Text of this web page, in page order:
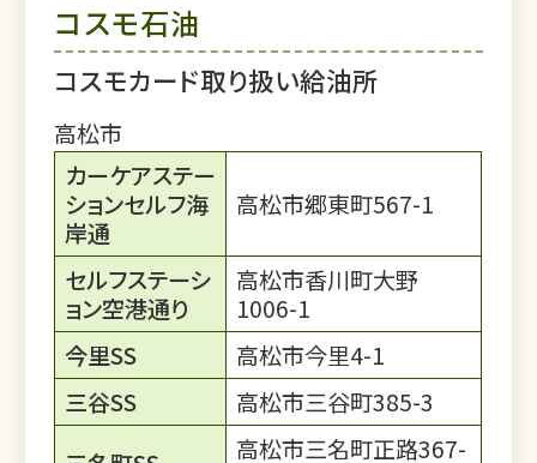
コスモ石油
コスモカード取り扱い給油所
高松市
カーケアステー
ションセルフ海
岸通
高松市郷東町567-1
セルフステーシ
ョン空港通り
高松市香川町大野
1006-1
今里SS
高松市今里4-1
三谷SS
高松市三谷町385-3
高松市三名町正路367-